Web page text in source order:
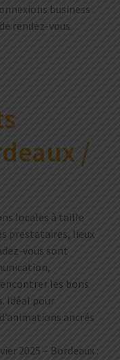
business
rendez-vous
/
locales à taille
prestataires, lieux
vous sont
les bons
Idéal pour
ancrés
2025 – Bordeaux :